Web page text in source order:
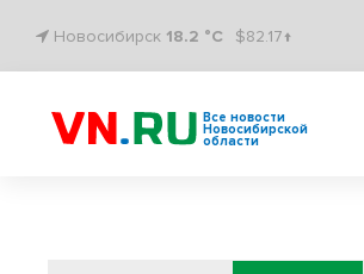
Новосибирск 18.2 °C $82.17↑
Все новости
Новосибирской
области